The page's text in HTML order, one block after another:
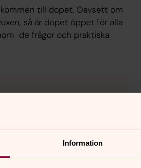
Information
till dopet. Oavsett om
så är dopet öppet för alla
de frågor och praktiska